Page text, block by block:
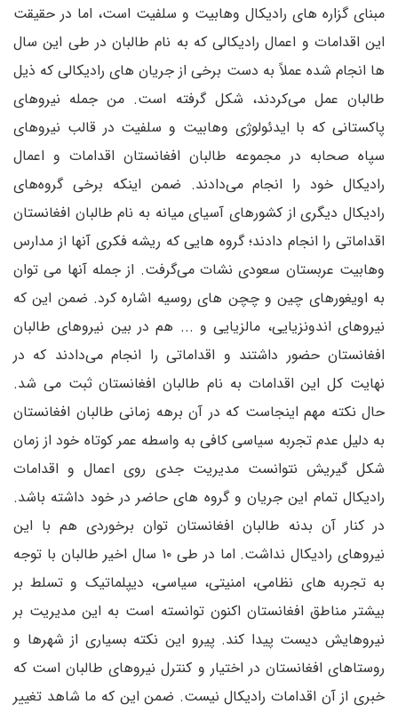
مبنای گزاره های رادیکال وهابیت و سلفیت است، اما در حقیقت
این اقدامات و اعمال رادیکالی که به نام طالبان در طی این سال
ها انجام شده عملاً به دست برخی از جریان های رادیکالی که ذیل
طالبان عمل می‌کردند، شکل گرفته است. من جمله نیروهای
پاکستانی که با ایدئولوژی وهابیت و سلفیت در قالب نیروهای
سپاه صحابه در مجموعه طالبان افغانستان اقدامات و اعمال
رادیکال خود را انجام می‌دادند. ضمن اینکه برخی گروه‌های
رادیکال دیگری از کشورهای آسیای میانه به نام طالبان افغانستان
اقداماتی را انجام دادند؛ گروه هایی که ریشه فکری آنها از مدارس
وهابیت عربستان سعودی نشات می‌گرفت. از جمله آنها می توان
به اویغورهای چین و چچن های روسیه اشاره کرد. ضمن این که
نیروهای اندونزیایی، مالزیایی و ... هم در بین نیروهای طالبان
افغانستان حضور داشتند و اقداماتی را انجام می‌دادند که در
نهایت کل این اقدامات به نام طالبان افغانستان ثبت می شد.
حال نکته مهم اینجاست که در آن برهه زمانی طالبان افغانستان
به دلیل عدم تجربه سیاسی کافی به واسطه عمر کوتاه خود از زمان
شکل گیریش نتوانست مدیریت جدی روی اعمال و اقدامات
رادیکال تمام این جریان و گروه های حاضر در خود داشته باشد.
در کنار آن بدنه طالبان افغانستان توان برخوردی هم با این
نیروهای رادیکال نداشت. اما در طی ۱۰ سال اخیر طالبان با توجه
به تجربه های نظامی، امنیتی، سیاسی، دیپلماتیک و تسلط بر
بیشتر مناطق افغانستان اکنون توانسته است به این مدیریت بر
نیروهایش دیست پیدا کند. پیرو این نکته بسیاری از شهرها و
روستاهای افغانستان در اختیار و کنترل نیروهای طالبان است که
خبری از آن اقدامات رادیکال نیست. ضمن این که ما شاهد تغییر